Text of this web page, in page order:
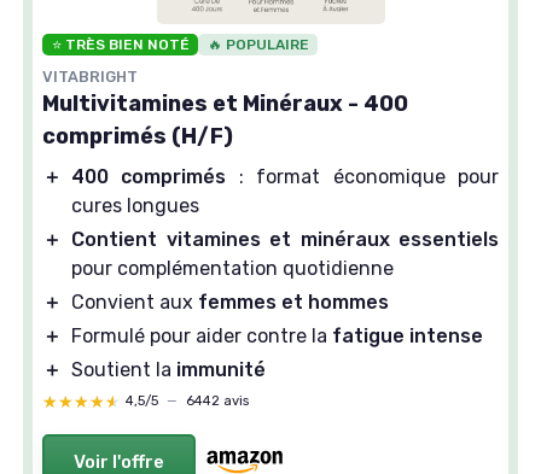
⭐ TRÈS BIEN NOTÉ 🔥 POPULAIRE
VITABRIGHT
Multivitamines et Minéraux - 400
comprimés (H/F)
＋ 400 comprimés : format économique pour
cures longues
＋
Contient vitamines et minéraux essentiels
pour complémentation quotidienne
＋
Convient aux femmes et hommes
＋
Formulé pour aider contre la fatigue intense
＋ Soutient la immunité
★★★★★
★★★★★ 4,5/5 — 6442 avis
Voir l'offre